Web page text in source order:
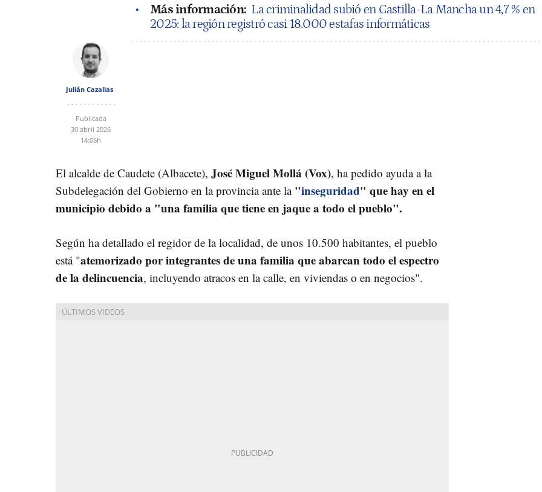
Más información: La criminalidad subió en Castilla-La Mancha un 4,7 % en
2025: la región registró casi 18.000 estafas informáticas
Julián Cazallas
Publicada
30 abril 2026
14:06h
El alcalde de Caudete (Albacete), José Miguel Mollá (Vox), ha pedido ayuda a la
Subdelegación del Gobierno en la provincia ante la "inseguridad" que hay en el
municipio debido a "una familia que tiene en jaque a todo el pueblo".
Según ha detallado el regidor de la localidad, de unos 10.500 habitantes, el pueblo
está "atemorizado por integrantes de una familia que abarcan todo el espectro
de la delincuencia, incluyendo atracos en la calle, en viviendas o en negocios".